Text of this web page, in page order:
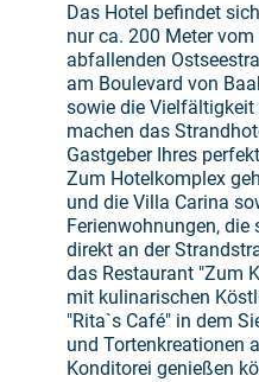
Das Hotel befindet
nur ca. 200 Meter
abfallenden
am Boulevard von
sowie die
machen das
Gastgeber Ihres
Zum Hotelkomplex
und die Villa Carina
Ferienwohnungen,
direkt an der
das Restaurant "Zum
mit kulinarischen
"Rita`s Café" in dem
und Tortenkreationen
Konditorei genießen